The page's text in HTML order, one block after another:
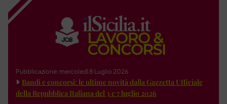
Pubblicazione: mercoledì 8 Luglio 2026
Bandi e concorsi: le ultime novità dalla Gazzetta Ufficiale
della Repubblica Italiana del 3 e 7 luglio 2026